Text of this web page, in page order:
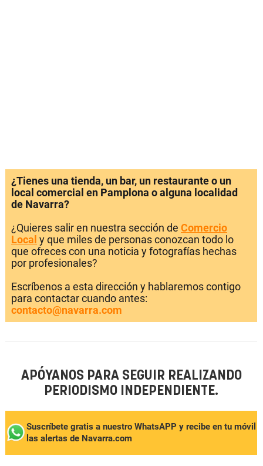
¿Tienes una tienda, un bar, un restaurante o un
local comercial en Pamplona o alguna localidad
de Navarra?
¿Quieres salir en nuestra sección de Comercio
Local y que miles de personas conozcan todo lo
que ofreces con una noticia y fotografías hechas
por profesionales?
Escríbenos a esta dirección y hablaremos contigo
para contactar cuando antes:
contacto@navarra.com
APÓYANOS PARA SEGUIR REALIZANDO
PERIODISMO INDEPENDIENTE.
Suscríbete gratis a nuestro WhatsAPP y recibe en tu móvil
las alertas de Navarra.com